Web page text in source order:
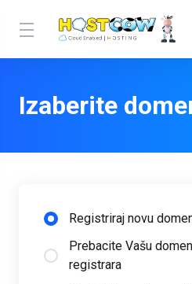
Izaberite
Registriraj novu
Prebacite Vašu
registrara